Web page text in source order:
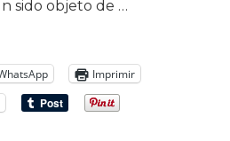
sido objeto de …
Imprimir